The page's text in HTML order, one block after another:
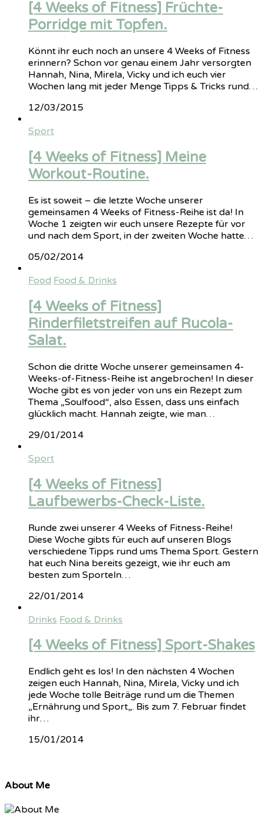
[4 Weeks of Fitness] Früchte-
Porridge mit Topfen.
Könnt ihr euch noch an unsere 4 Weeks of Fitness
erinnern? Schon vor genau einem Jahr versorgten
Hannah, Nina, Mirela, Vicky und ich euch vier
Wochen lang mit jeder Menge Tipps & Tricks rund…
12/03/2015
Sport
[4 Weeks of Fitness] Meine
Workout-Routine.
Es ist soweit – die letzte Woche unserer
gemeinsamen 4 Weeks of Fitness-Reihe ist da! In
Woche 1 zeigten wir euch unsere Rezepte für vor
und nach dem Sport, in der zweiten Woche hatte…
05/02/2014
Food Food & Drinks
[4 Weeks of Fitness]
Rinderfiletstreifen auf Rucola-
Salat.
Schon die dritte Woche unserer gemeinsamen 4-
Weeks-of-Fitness-Reihe ist angebrochen! In dieser
Woche gibt es von jeder von uns ein Rezept zum
Thema „Soulfood“, also Essen, dass uns einfach
glücklich macht. Hannah zeigte, wie man…
29/01/2014
Sport
[4 Weeks of Fitness]
Laufbewerbs-Check-Liste.
Runde zwei unserer 4 Weeks of Fitness-Reihe!
Diese Woche gibts für euch auf unseren Blogs
verschiedene Tipps rund ums Thema Sport. Gestern
hat euch Nina bereits gezeigt, wie ihr euch am
besten zum Sporteln…
22/01/2014
Drinks Food & Drinks
[4 Weeks of Fitness] Sport-Shakes
Endlich geht es los! In den nächsten 4 Wochen
zeigen euch Hannah, Nina, Mirela, Vicky und ich
jede Woche tolle Beiträge rund um die Themen
„Ernährung und Sport„. Bis zum 7. Februar findet
ihr…
15/01/2014
About Me